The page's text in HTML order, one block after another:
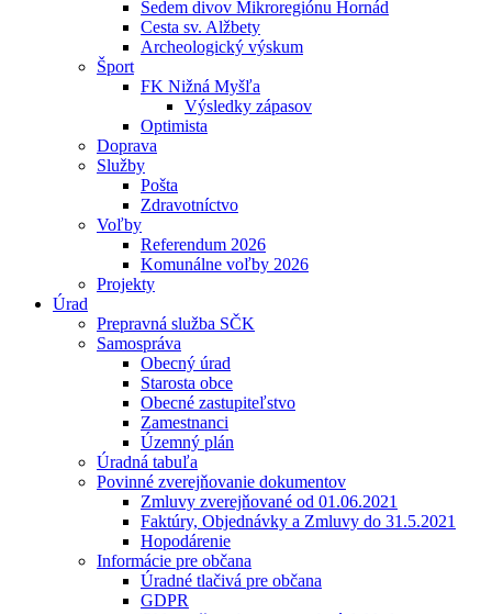
Sedem divov Mikroregiónu Hornád
Cesta sv. Alžbety
Archeologický výskum
Šport
FK Nižná Myšľa
Výsledky zápasov
Optimista
Doprava
Služby
Pošta
Zdravotníctvo
Voľby
Referendum 2026
Komunálne voľby 2026
Projekty
Úrad
Prepravná služba SČK
Samospráva
Obecný úrad
Starosta obce
Obecné zastupiteľstvo
Zamestnanci
Územný plán
Úradná tabuľa
Povinné zverejňovanie dokumentov
Zmluvy zverejňované od 01.06.2021
Faktúry, Objednávky a Zmluvy do 31.5.2021
Hopodárenie
Informácie pre občana
Úradné tlačivá pre občana
GDPR